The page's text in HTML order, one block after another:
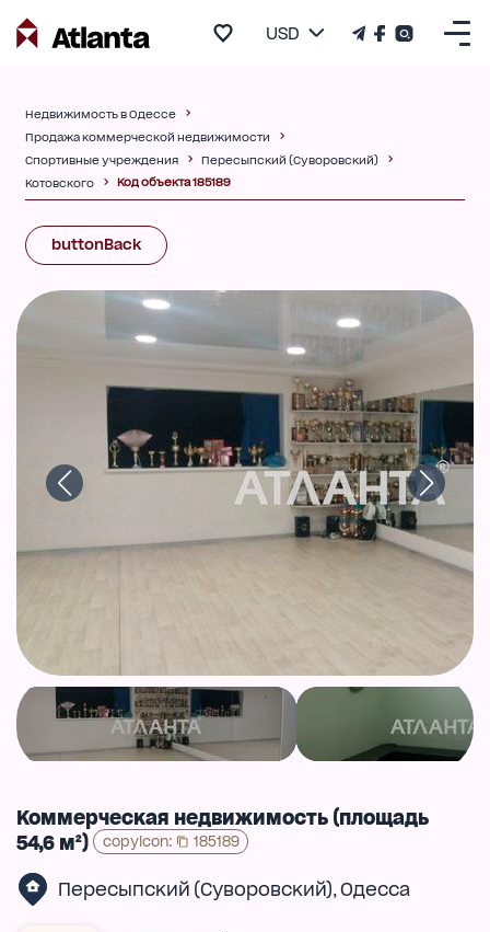
USD
Недвижимость в Одессе
Продажа коммерческой недвижимости
Спортивные учреждения
Пересыпский (Суворовский)
Котовского
Код объекта 185189
buttonBack
Коммерческая недвижимость (площадь
54,6 м²)
copyIcon: 185189
Пересыпский (Суворовский), Одесса